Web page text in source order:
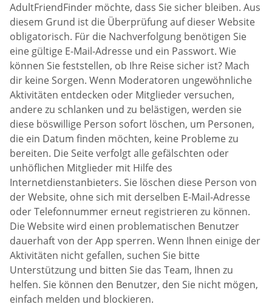
AdultFriendFinder möchte, dass Sie sicher bleiben. Aus
diesem Grund ist die Überprüfung auf dieser Website
obligatorisch. Für die Nachverfolgung benötigen Sie
eine gültige E-Mail-Adresse und ein Passwort. Wie
können Sie feststellen, ob Ihre Reise sicher ist? Mach
dir keine Sorgen. Wenn Moderatoren ungewöhnliche
Aktivitäten entdecken oder Mitglieder versuchen,
andere zu schlanken und zu belästigen, werden sie
diese böswillige Person sofort löschen, um Personen,
die ein Datum finden möchten, keine Probleme zu
bereiten. Die Seite verfolgt alle gefälschten oder
unhöflichen Mitglieder mit Hilfe des
Internetdienstanbieters. Sie löschen diese Person von
der Website, ohne sich mit derselben E-Mail-Adresse
oder Telefonnummer erneut registrieren zu können.
Die Website wird einen problematischen Benutzer
dauerhaft von der App sperren. Wenn Ihnen einige der
Aktivitäten nicht gefallen, suchen Sie bitte
Unterstützung und bitten Sie das Team, Ihnen zu
helfen. Sie können den Benutzer, den Sie nicht mögen,
einfach melden und blockieren.